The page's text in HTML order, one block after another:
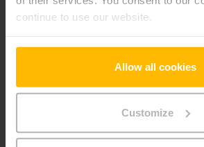
continue to use our website.
Allow all cookies
Customize
ELEKTRO 3-RAD